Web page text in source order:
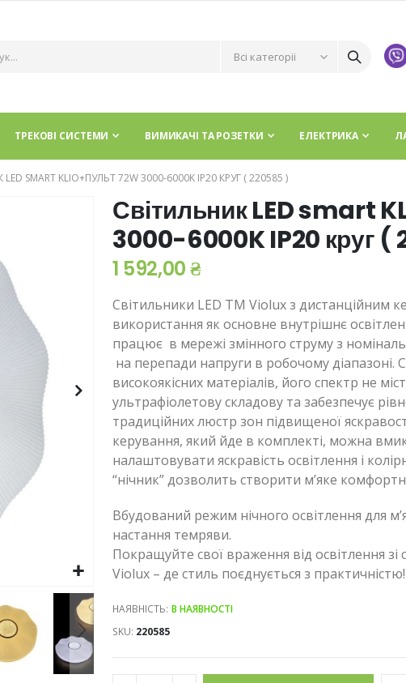
ТРЕКОВІ СИСТЕМИ ВИМИКАЧІ ТА РОЗЕТКИ ЕЛЕКТРИКА
SMART KLIO+ПУЛЬТ 72W 3000-6000K IP20 КРУГ ( 220585 )
Світильник LED smart
3000-6000K IP20 круг (
1 592,00 ₴
Світильники LED ТМ Violux з дистанційним
використання як основне внутрішнє
працює в мережі змінного струму з
на перепади напруги в робочому діапазоні.
високоякісних матеріалів, його спектр не
ультрафіолетову складову та забезпечує
традиційних люстр зон підвищеної
керування, який йде в комплекті, можна
налаштовувати яскравість освітлення і
“нічник” дозволить створити м’яке
Вбудований режим нічного освітлення для
настання темряви.
Покращуйте свої враження від освітлення
Violux – де стиль поєднується з практичністю!
НАЯВНІСТЬ: В НАЯВНОСТІ
SKU 220585